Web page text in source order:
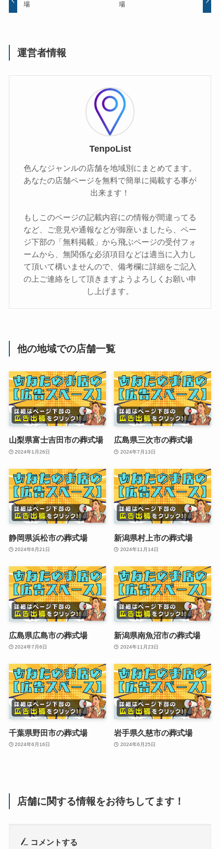
場
場
運営者情報
TenpoList
色んなジャンルの店舗を地域別にまとめてます。
あなたの店舗ページを無料で簡単に掲載する事が
出来ます！
もしこのページの記載内容にの情報が間違ってる
など、ご意見や通報などが御座いましたら、ペー
ジ下部の「無料掲載」から飛ぶページの受付フォ
ームから、無関係な必須項目などは適当に入力し
て頂いて構いませんので、備考欄に詳細をご記入
の上ご連絡をして頂きますようよろしくお願い申
し上げます。
他の地域での店舗一覧
山梨県富士吉田市の葬式場
2024年1月26日
広島県三次市の葬式場
2024年7月13日
静岡県浜松市の葬式場
2024年6月21日
新潟県村上市の葬式場
2024年11月14日
広島県広島市の葬式場
2024年7月6日
新潟県南魚沼市の葬式場
2024年11月23日
千葉県野田市の葬式場
2024年6月16日
岩手県久慈市の葬式場
2024年6月25日
店舗に関する情報をお待ちしてます！
コメントする